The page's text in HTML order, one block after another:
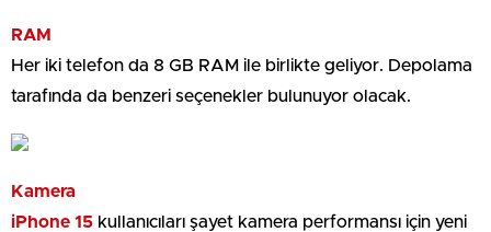
RAM
Her iki telefon da 8 GB RAM ile birlikte geliyor. Depolama
tarafında da benzeri seçenekler bulunuyor olacak.
Kamera
iPhone 15 kullanıcıları şayet kamera performansı için yeni